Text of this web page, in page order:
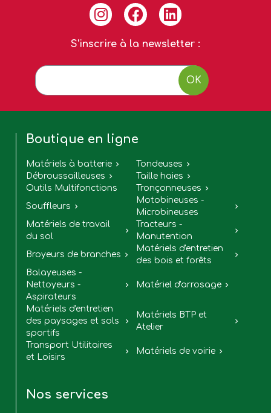
S'inscrire à la newsletter :
OK
Boutique en ligne
Matériels à batterie  Tondeuses 
Débroussailleuses  Taille haies 
Outils Multifonctions Tronçonneuses 
Souffleurs 
Motobineuses -
Microbineuses

Matériels de travail
du sol

Tracteurs -
Manutention

Broyeurs de branches 
Matériels d'entretien
des bois et forêts

Balayeuses -
Nettoyeurs -
Aspirateurs
 Matériel d'arrosage 
Matériels d'entretien
des paysages et sols
sportifs

Matériels BTP et
Atelier

Transport Utilitaires
et Loisirs
 Matériels de voirie 
Nos services